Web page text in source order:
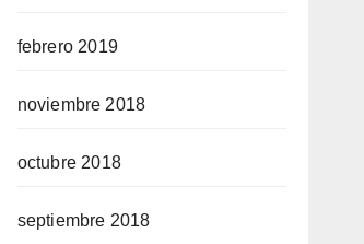
febrero 2019
noviembre 2018
octubre 2018
septiembre 2018